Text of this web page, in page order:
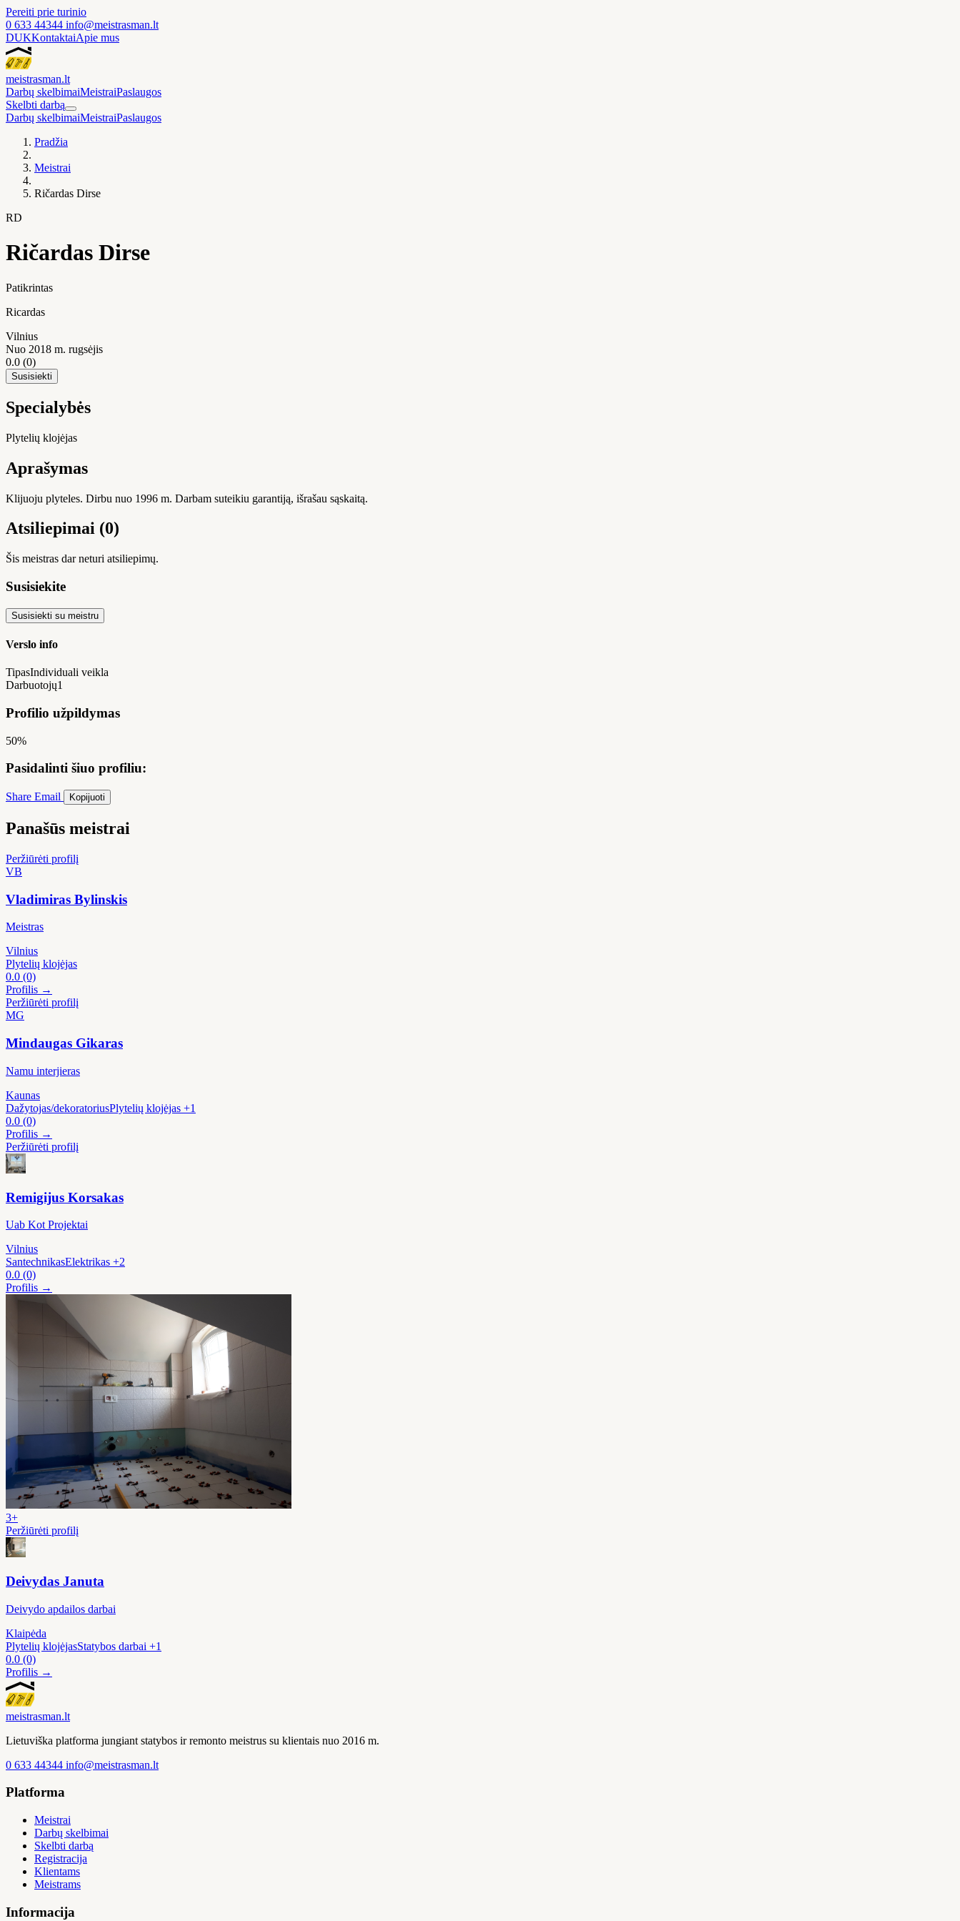
Pereiti prie turinio
0 633 44344 info@meistrasman.lt
DUKKontaktaiApie mus
meistrasman.lt
Darbų skelbimaiMeistraiPaslaugos
Skelbti darbą
Darbų skelbimaiMeistraiPaslaugos
Pradžia
Meistrai
Ričardas Dirse
RD
Ričardas Dirse
Patikrintas
Ricardas
Vilnius
Nuo 2018 m. rugsėjis
0.0 (0)
Susisiekti
Specialybės
Plytelių klojėjas
Aprašymas
Klijuoju plyteles. Dirbu nuo 1996 m. Darbam suteikiu garantiją, išrašau sąskaitą.
Atsiliepimai (0)
Šis meistras dar neturi atsiliepimų.
Susisiekite
Susisiekti su meistru
Verslo info
TipasIndividuali veikla
Darbuotojų1
Profilio užpildymas
50%
Pasidalinti šiuo profiliu:
Share Email Kopijuoti
Panašūs meistrai
Peržiūrėti profilį
VB
Vladimiras Bylinskis
Meistras
Vilnius
Plytelių klojėjas
0.0 (0)
Profilis →
Peržiūrėti profilį
MG
Mindaugas Gikaras
Namu interjieras
Kaunas
Dažytojas/dekoratoriusPlytelių klojėjas +1
0.0 (0)
Profilis →
Peržiūrėti profilį
Remigijus Korsakas
Uab Kot Projektai
Vilnius
SantechnikasElektrikas +2
0.0 (0)
Profilis →
3+
Peržiūrėti profilį
Deivydas Januta
Deivydo apdailos darbai
Klaipėda
Plytelių klojėjasStatybos darbai +1
0.0 (0)
Profilis →
meistrasman.lt
Lietuviška platforma jungiant statybos ir remonto meistrus su klientais nuo 2016 m.
0 633 44344 info@meistrasman.lt
Platforma
Meistrai
Darbų skelbimai
Skelbti darbą
Registracija
Klientams
Meistrams
Informacija